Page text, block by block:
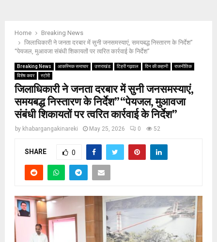
Home
Breaking News
जिलाधिकारी ने जनता दरबार में सुनी जनसमस्याएं, समयबद्ध निस्तारण के निर्देश”
“पेयजल, मुआवजा संबंधी शिकायतों पर त्वरित कार्रवाई के निर्देश”
Breaking News आकस्मिक समाचार उत्तराखंड टिहरी गढ़वाल दिन की कहानी
राजनीतिक
विशेष कवर
स्टोरी
जिलाधिकारी ने जनता दरबार में सुनी जनसमस्याएं,
समयबद्ध निस्तारण के निर्देश” “पेयजल, मुआवजा
संबंधी शिकायतों पर त्वरित कार्रवाई के निर्देश”
by khabargangakinareki May 25, 2026 0 52
SHARE 0